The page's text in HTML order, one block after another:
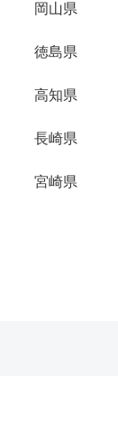
岡山県
徳島県
高知県
長崎県
宮崎県